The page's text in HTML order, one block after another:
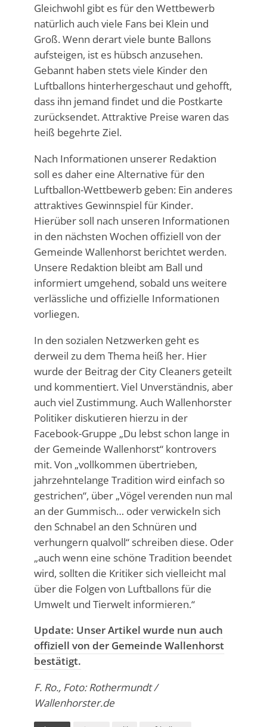
Gleichwohl gibt es für den Wettbewerb
natürlich auch viele Fans bei Klein und
Groß. Wenn derart viele bunte Ballons
aufsteigen, ist es hübsch anzusehen.
Gebannt haben stets viele Kinder den
Luftballons hinterhergeschaut und gehofft,
dass ihn jemand findet und die Postkarte
zurücksendet. Attraktive Preise waren das
heiß begehrte Ziel.
Nach Informationen unserer Redaktion
soll es daher eine Alternative für den
Luftballon-Wettbewerb geben: Ein anderes
attraktives Gewinnspiel für Kinder.
Hierüber soll nach unseren Informationen
in den nächsten Wochen offiziell von der
Gemeinde Wallenhorst berichtet werden.
Unsere Redaktion bleibt am Ball und
informiert umgehend, sobald uns weitere
verlässliche und offizielle Informationen
vorliegen.
In den sozialen Netzwerken geht es
derweil zu dem Thema heiß her. Hier
wurde der Beitrag der City Cleaners geteilt
und kommentiert. Viel Unverständnis, aber
auch viel Zustimmung. Auch Wallenhorster
Politiker diskutieren hierzu in der
Facebook-Gruppe „Du lebst schon lange in
der Gemeinde Wallenhorst“ kontrovers
mit. Von „vollkommen übertrieben,
jahrzehntelange Tradition wird einfach so
gestrichen“, über „Vögel verenden nun mal
an der Gummisch… oder verwickeln sich
den Schnabel an den Schnüren und
verhungern qualvoll“ schreiben diese. Oder
„auch wenn eine schöne Tradition beendet
wird, sollten die Kritiker sich vielleicht mal
über die Folgen von Luftballons für die
Umwelt und Tierwelt informieren.“
Update: Unser Artikel wurde nun auch
offiziell von der Gemeinde Wallenhorst
bestätigt.
F. Ro., Foto: Rothermundt /
Wallenhorster.de